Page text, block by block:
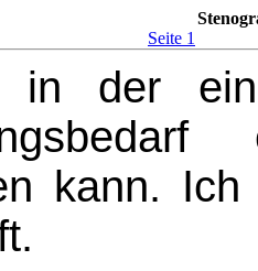
Seite 1
in der
kann.